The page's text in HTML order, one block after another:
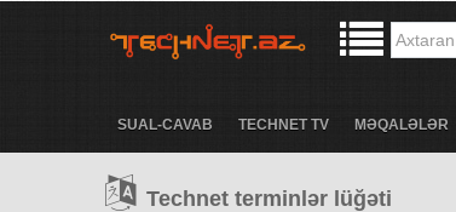
SUAL-CAVAB TECHNET TV MƏQALƏLƏR
Technet terminlər lüğəti